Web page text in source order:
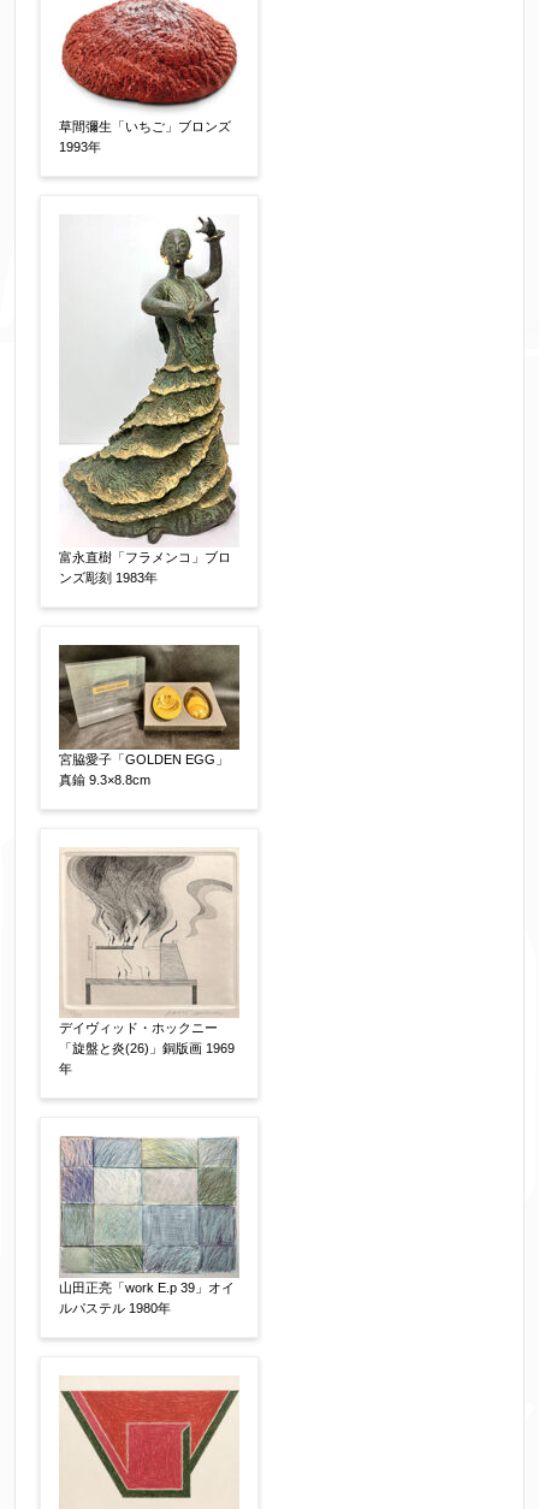
い。
り暗号化して送信されます。
草間彌生「いちご」ブロンズ
1993年
富永直樹「フラメンコ」ブロ
ンズ彫刻 1983年
宮脇愛子「GOLDEN EGG」
真鍮 9.3×8.8cm
デイヴィッド・ホックニー
「旋盤と炎(26)」銅版画 1969
年
山田正亮「work E.p 39」オイ
ルパステル 1980年